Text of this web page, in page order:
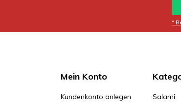
*
Mein Konto
Kundenkonto anlegen
Salami